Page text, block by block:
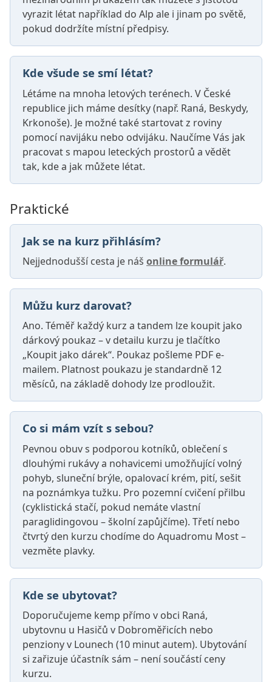
vyrazit létat například do Alp ale i jinam po světě,
pokud dodržíte místní předpisy.
Kde všude se smí létat?
Létáme na mnoha letových terénech. V České
republice jich máme desítky (např. Raná, Beskydy,
Krkonoše). Je možné také startovat z roviny
pomocí navijáku nebo odvijáku. Naučíme Vás jak
pracovat s mapou leteckých prostorů a vědět
tak, kde a jak můžete létat.
Praktické
Jak se na kurz přihlásím?
Nejjednodušší cesta je náš online formulář.
Můžu kurz darovat?
Ano. Téměř každý kurz a tandem lze koupit jako
dárkový poukaz – v detailu kurzu je tlačítko
„Koupit jako dárek“. Poukaz pošleme PDF e-
mailem. Platnost poukazu je standardně 12
měsíců, na základě dohody lze prodloužit.
Co si mám vzít s sebou?
Pevnou obuv s podporou kotníků, oblečení s
dlouhými rukávy a nohavicemi umožňující volný
pohyb, sluneční brýle, opalovací krém, pití, sešit
na poznámkya tužku. Pro pozemní cvičení přilbu
(cyklistická stačí, pokud nemáte vlastní
paraglidingovou – školní zapůjčíme). Třetí nebo
čtvrtý den kurzu chodíme do Aquadromu Most –
vezměte plavky.
Kde se ubytovat?
Doporučujeme kemp přímo v obci Raná,
ubytovnu u Hasičů v Dobroměřicích nebo
penziony v Lounech (10 minut autem). Ubytování
si zařizuje účastník sám – není součástí ceny
kurzu.